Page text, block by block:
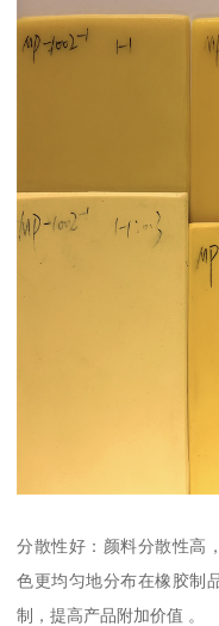
分散性好：颜料分散性高
色更均匀地分布在橡胶制
制，提高产品附加价值 。